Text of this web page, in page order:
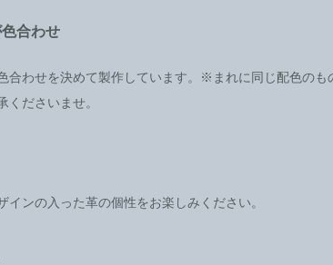
合わせ
合わせを決めて製作しています。※まれに同じ配色のも
くださいませ。
インの入った革の個性をお楽しみください。